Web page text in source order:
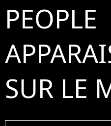
PEOPLE
SUR LE